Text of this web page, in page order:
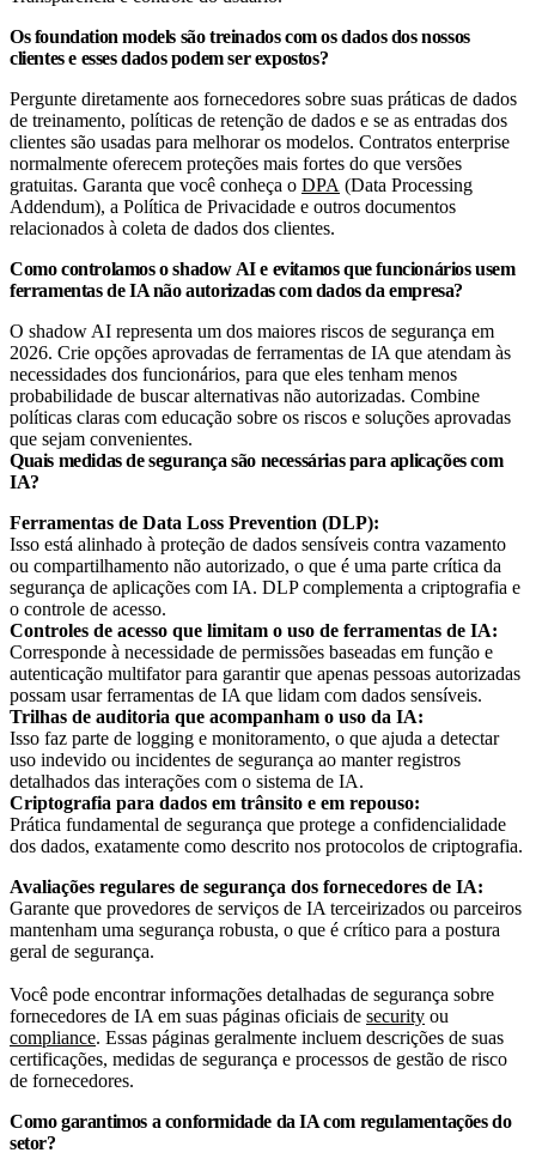
Os foundation models são treinados com os dados dos nossos
clientes e esses dados podem ser expostos?
Pergunte diretamente aos fornecedores sobre suas práticas de dados
de treinamento, políticas de retenção de dados e se as entradas dos
clientes são usadas para melhorar os modelos. Contratos enterprise
normalmente oferecem proteções mais fortes do que versões
gratuitas. Garanta que você conheça o DPA (Data Processing
Addendum), a Política de Privacidade e outros documentos
relacionados à coleta de dados dos clientes.
Como controlamos o shadow AI e evitamos que funcionários usem
ferramentas de IA não autorizadas com dados da empresa?
O shadow AI representa um dos maiores riscos de segurança em
2026. Crie opções aprovadas de ferramentas de IA que atendam às
necessidades dos funcionários, para que eles tenham menos
probabilidade de buscar alternativas não autorizadas. Combine
políticas claras com educação sobre os riscos e soluções aprovadas
que sejam convenientes.
Quais medidas de segurança são necessárias para aplicações com
IA?
Ferramentas de Data Loss Prevention (DLP):
Isso está alinhado à proteção de dados sensíveis contra vazamento
ou compartilhamento não autorizado, o que é uma parte crítica da
segurança de aplicações com IA. DLP complementa a criptografia e
o controle de acesso.
Controles de acesso que limitam o uso de ferramentas de IA:
Corresponde à necessidade de permissões baseadas em função e
autenticação multifator para garantir que apenas pessoas autorizadas
possam usar ferramentas de IA que lidam com dados sensíveis.
Trilhas de auditoria que acompanham o uso da IA:
Isso faz parte de logging e monitoramento, o que ajuda a detectar
uso indevido ou incidentes de segurança ao manter registros
detalhados das interações com o sistema de IA.
Criptografia para dados em trânsito e em repouso:
Prática fundamental de segurança que protege a confidencialidade
dos dados, exatamente como descrito nos protocolos de criptografia.
Avaliações regulares de segurança dos fornecedores de IA:
Garante que provedores de serviços de IA terceirizados ou parceiros
mantenham uma segurança robusta, o que é crítico para a postura
geral de segurança.
Você pode encontrar informações detalhadas de segurança sobre
fornecedores de IA em suas páginas oficiais de security ou
compliance. Essas páginas geralmente incluem descrições de suas
certificações, medidas de segurança e processos de gestão de risco
de fornecedores.
Como garantimos a conformidade da IA com regulamentações do
setor?